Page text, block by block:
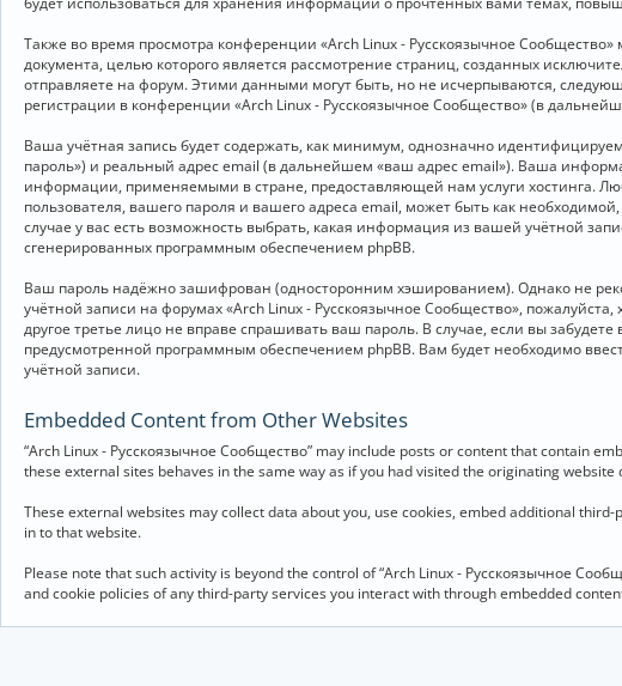
Также во время просмотра конференции «Arch Linux - Русскоязычное
документа, целью которого является рассмотрение страниц, созданных
отправляете на форум. Этими данными могут быть, но не исчерпываются,
регистрации в конференции «Arch Linux - Русскоязычное Сообщество» (в
Ваша учётная запись будет содержать, как минимум, однозначно
пароль») и реальный адрес email (в дальнейшем «ваш адрес email»). Ваша
информации, применяемыми в стране, предоставляющей нам услуги хостинга.
пользователя, вашего пароля и вашего адреса email, может быть как
случае у вас есть возможность выбрать, какая информация из вашей учётной
сгенерированных программным обеспечением phpBB.
Ваш пароль надёжно зашифрован (односторонним хэшированием). Однако не
учётной записи на форумах «Arch Linux - Русскоязычное Сообщество»,
другое третье лицо не вправе спрашивать ваш пароль. В случае, если вы
предусмотренной программным обеспечением phpBB. Вам будет необходимо
учётной записи.
Embedded Content from Other Websites
“Arch Linux - Русскоязычное Сообщество” may include posts or content that contain
these external sites behaves in the same way as if you had visited the originating website
These external websites may collect data about you, use cookies, embed additional
in to that website.
Please note that such activity is beyond the control of “Arch Linux - Русскоязычное
and cookie policies of any third-party services you interact with through embedded